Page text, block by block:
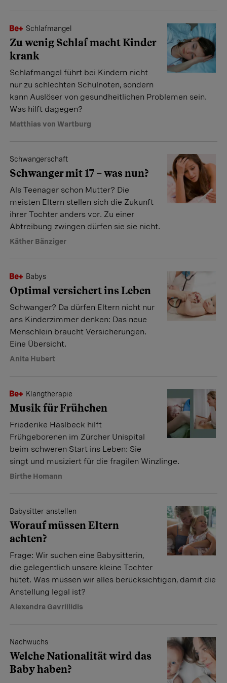
Schlafmangel
Zu wenig Schlaf macht Kinder
krank
Schlafmangel führt bei Kindern nicht
nur zu schlechten Schulnoten, sondern
kann Auslöser von gesundheitlichen Problemen sein.
Was hilft dagegen?
Matthias von Wartburg
Schwangerschaft
Schwanger mit 17 – was nun?
Als Teenager schon Mutter? Die
meisten Eltern stellen sich die Zukunft
ihrer Tochter anders vor. Zu einer
Abtreibung zwingen dürfen sie sie nicht.
Käther Bänziger
Babys
Optimal versichert ins Leben
Schwanger? Da dürfen Eltern nicht nur
ans Kinderzimmer denken: Das neue
Menschlein braucht Versicherungen.
Eine Übersicht.
Anita Hubert
Klangtherapie
Musik für Frühchen
Friederike Haslbeck hilft
Frühgeborenen im Zürcher Unispital
beim schweren Start ins Leben: Sie
singt und musiziert für die fragilen Winzlinge.
Birthe Homann
Babysitter anstellen
Worauf müssen Eltern
achten?
Frage: Wir suchen eine Babysitterin,
die gelegentlich unsere kleine Tochter
hütet. Was müssen wir alles berücksichtigen, damit die
Anstellung legal ist?
Alexandra Gavriilidis
Nachwuchs
Welche Nationalität wird das
Baby haben?